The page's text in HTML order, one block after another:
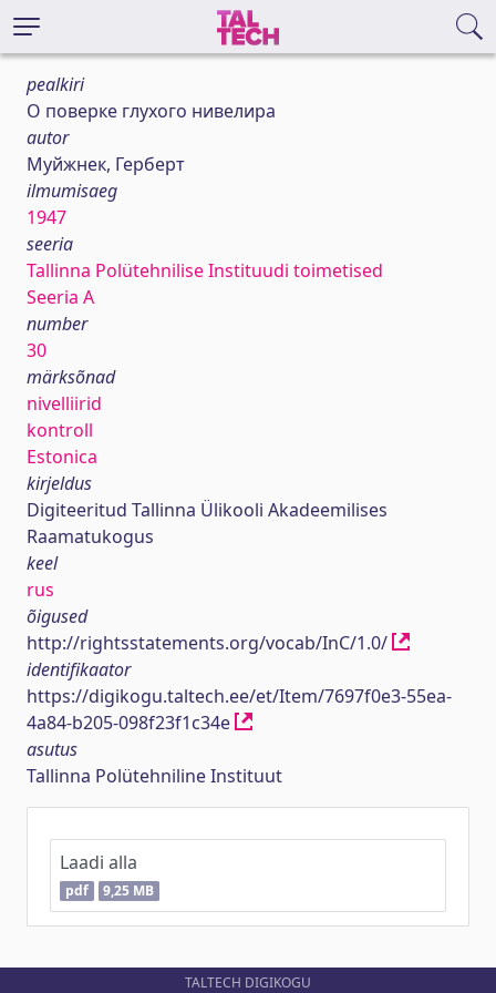
pealkiri
О поверке глухого нивелира
autor
Муйжнек, Герберт
ilmumisaeg
1947
seeria
Tallinna Polütehnilise Instituudi toimetised
Seeria A
number
30
märksõnad
nivelliirid
kontroll
Estonica
kirjeldus
Digiteeritud Tallinna Ülikooli Akadeemilises
Raamatukogus
keel
rus
õigused
http://rightsstatements.org/vocab/InC/1.0/
identifikaator
https://digikogu.taltech.ee/et/Item/7697f0e3-55ea-
4a84-b205-098f23f1c34e
asutus
Tallinna Polütehniline Instituut
Laadi alla
pdf 9,25 MB
TALTECH DIGIKOGU